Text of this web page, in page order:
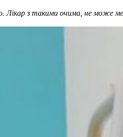
Лікар з такими очима, не може